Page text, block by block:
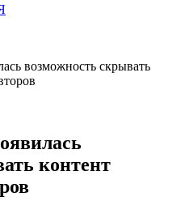
возможность скрывать
контент